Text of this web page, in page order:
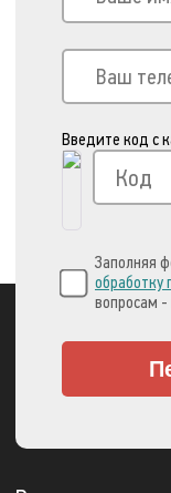
Введите код с
Заполняя
обработку
вопросам